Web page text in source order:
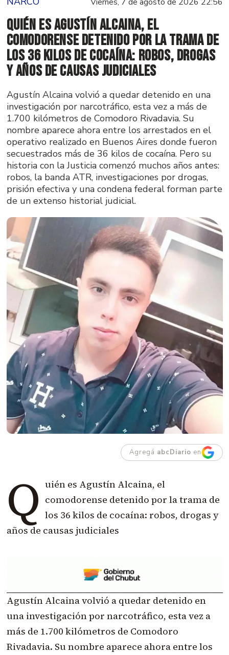
Quién es Agustín Alcaina, el
comodorense detenido por la trama de
los 36 kilos de cocaína: robos, drogas
y años de causas judiciales
Agustín Alcaina volvió a quedar detenido en una
investigación por narcotráfico, esta vez a más de
1.700 kilómetros de Comodoro Rivadavia. Su
nombre aparece ahora entre los arrestados en el
operativo realizado en Buenos Aires donde fueron
secuestrados más de 36 kilos de cocaína. Pero su
historia con la Justicia comenzó muchos años antes:
robos, la banda ATR, investigaciones por drogas,
prisión efectiva y una condena federal forman parte
de un extenso historial judicial.
Agregá abcDiario en
Q uién es Agustín Alcaina, el
comodorense detenido por la trama de
los 36 kilos de cocaína: robos, drogas y
años de causas judiciales
Agustín Alcaina volvió a quedar detenido en
una investigación por narcotráfico, esta vez a
más de 1.700 kilómetros de Comodoro
Rivadavia. Su nombre aparece ahora entre los